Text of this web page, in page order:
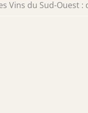
Vins du Sud-Ouest